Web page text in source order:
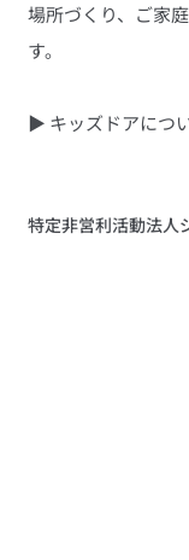
場所づくり、ご家
す。
▶ キッズドアにつ
特定非営利活動法人